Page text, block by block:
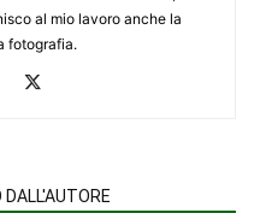
al mio lavoro anche la
fotografia.
DALL'AUTORE